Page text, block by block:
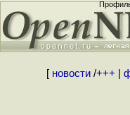
[ новости/+++